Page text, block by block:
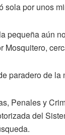
por unos
pequeña aún
paradero de la
Penales y
del